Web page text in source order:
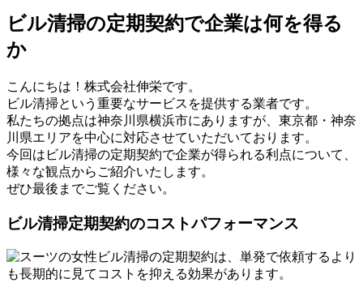
ビル清掃の定期契約で企業は何を得る
か
こんにちは！株式会社伸栄です。
ビル清掃という重要なサービスを提供する業者です。
私たちの拠点は神奈川県横浜市にありますが、東京都・神奈
川県エリアを中心に対応させていただいております。
今回はビル清掃の定期契約で企業が得られる利点について、
様々な観点からご紹介いたします。
ぜひ最後までご覧ください。
ビル清掃定期契約のコストパフォーマンス
ビル清掃の定期契約は、単発で依頼するより
も長期的に見てコストを抑える効果があります。